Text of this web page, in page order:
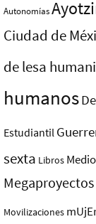
Autonomías
Ciudad de
de lesa
humanos
Estudiantil
sexta Libros
Megaproyectos
Movilizaciones